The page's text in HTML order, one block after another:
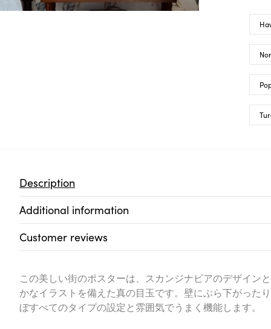
Description
Additional information
Customer reviews
この美しい街のポスターは、スカンジナビアのデザイン
かなイラストを備えた真の目玉です。壁にぶら下がった
ぼすべてのタイプの設定と雰囲気でうまく機能します。